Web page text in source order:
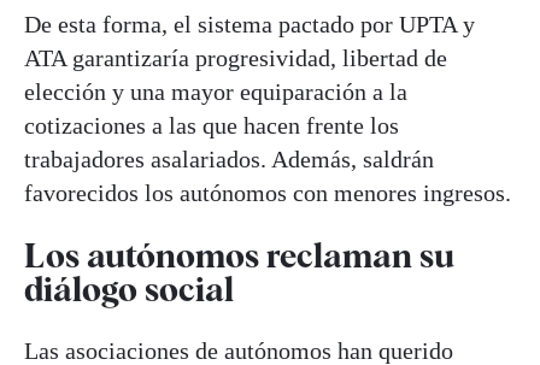
De esta forma, el sistema pactado por UPTA y
ATA garantizaría progresividad, libertad de
elección y una mayor equiparación a la
cotizaciones a las que hacen frente los
trabajadores asalariados. Además, saldrán
favorecidos los autónomos con menores ingresos.
Los autónomos reclaman su
diálogo social
Las asociaciones de autónomos han querido